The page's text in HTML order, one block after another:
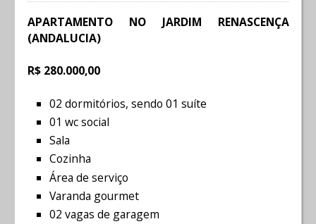
APARTAMENTO NO JARDIM RENASCENÇA
(ANDALUCIA)
R$ 280.000,00
02 dormitórios, sendo 01 suíte
01 wc social
Sala
Cozinha
Área de serviço
Varanda gourmet
02 vagas de garagem